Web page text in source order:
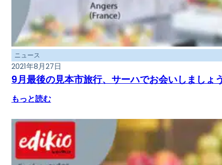
ニュース
2021年8月27日
9月最後の見本市旅行、サーハでお会いしましょ
もっと読む